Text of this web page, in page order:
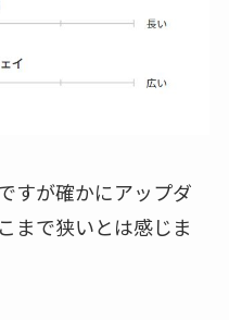
すが確かにアップダ
まで狭いとは感じま